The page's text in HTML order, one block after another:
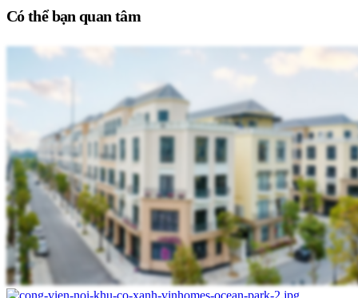
Có thể bạn quan tâm